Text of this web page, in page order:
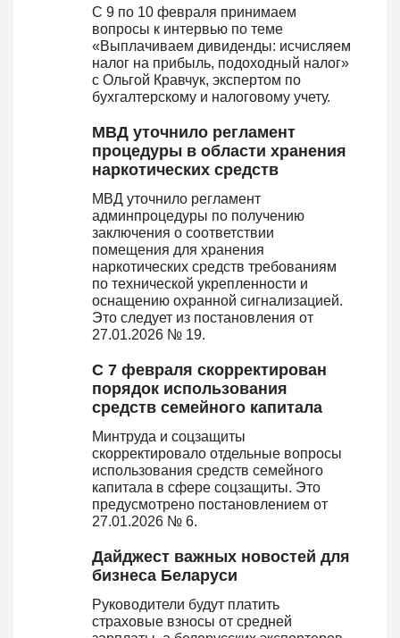
С 9 по 10 февраля принимаем
вопросы к интервью по теме
«Выплачиваем дивиденды: исчисляем
налог на прибыль, подоходный налог»
с Ольгой Кравчук, экспертом по
бухгалтерскому и налоговому учету.
МВД уточнило регламент
процедуры в области хранения
наркотических средств
МВД уточнило регламент
админпроцедуры по получению
заключения о соответствии
помещения для хранения
наркотических средств требованиям
по технической укрепленности и
оснащению охранной сигнализацией.
Это следует из постановления от
27.01.2026 № 19.
С 7 февраля скорректирован
порядок использования
средств семейного капитала
Минтруда и соцзащиты
скорректировало отдельные вопросы
использования средств семейного
капитала в сфере соцзащиты. Это
предусмотрено постановлением от
27.01.2026 № 6.
Дайджест важных новостей для
бизнеса Беларуси
Руководители будут платить
страховые взносы от средней